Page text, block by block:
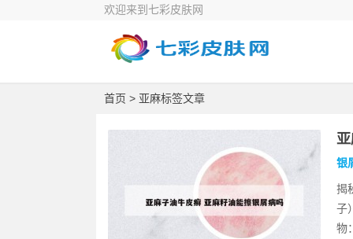
欢迎来到七彩皮肤网
首页 > 亚麻标签文章
银
揭
子
物